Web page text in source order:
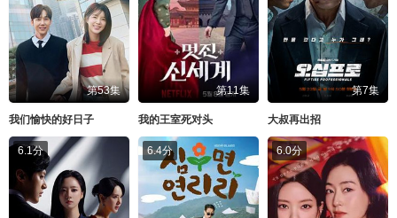
第53集
我们愉快的好日子
第11集
我的王室死对头
第7集
大叔再出招
6.1分 6.4分 6.0分